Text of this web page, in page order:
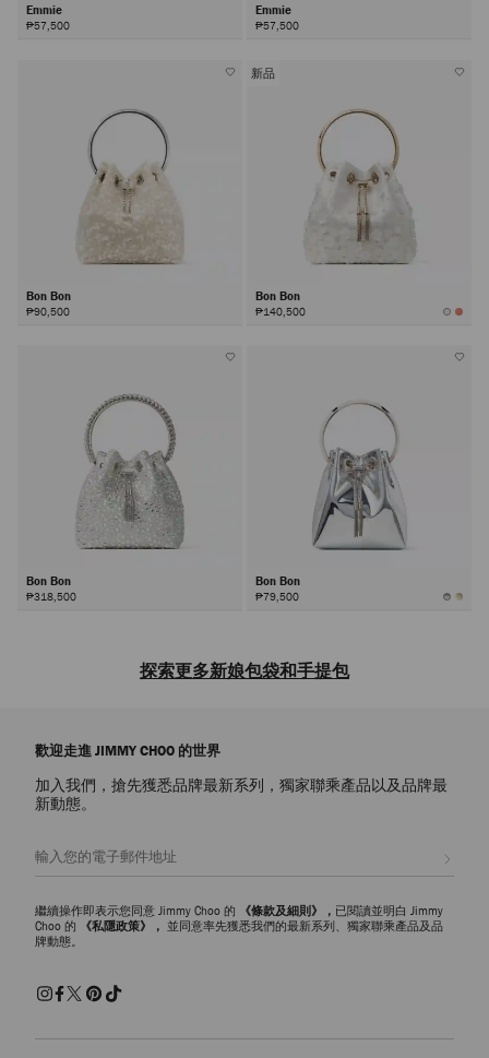
Emmie
₱57,500
Emmie
₱57,500
Bon Bon
₱90,500
新品
Bon Bon
₱140,500
Bon Bon
₱318,500
Bon Bon
₱79,500
探索更多新娘包袋和手提包
挑選理想的搭配單品。標誌性珍珠和水晶裝飾散發著熠熠迷人魅力和精緻
奢貴氣質。可拆卸肩帶的多功能設計可將手提包變成實用斜挎款式，讓您
隨心打造婚禮活動的時尚造型。手工打造的巧工細節成就精緻時髦風格，
從優雅迷你包到標誌性手提包
，專爲婚禮造型設計的系列手袋以經典設
小巧的晚裝包是永恒的優雅款式。也可選擇滿綴珍珠的緞面包袋，與經典
的新娘造型相映生輝，凸顯優雅奢貴氣質。充滿光澤和金屬感的包袋也適
合搭配現代新娘造型，並為每位賓客的婚禮裝扮增添時尚之感。
歡迎走進 JIMMY CHOO 的世界
加入我們，搶先獲悉品牌最新系列，獨家聯乘產品以及品牌最
新動態。
繼續操作即表示您同意 Jimmy Choo 的 《條款及細則》， 已閱讀並明白 Jimmy
Choo 的
《私隱政策》， 並同意率先獲悉我們的最新系列、獨家聯乘產品及品
牌動態。